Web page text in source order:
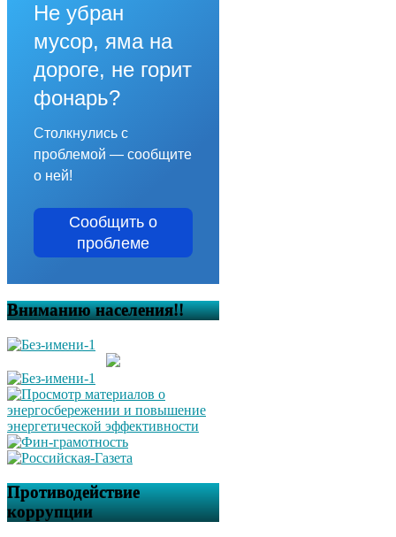
Не убран
мусор, яма на
дороге, не горит
фонарь?
Столкнулись с
проблемой — сообщите
о ней!
Сообщить о
проблеме
Вниманию населения!!
Противодействие
коррупции